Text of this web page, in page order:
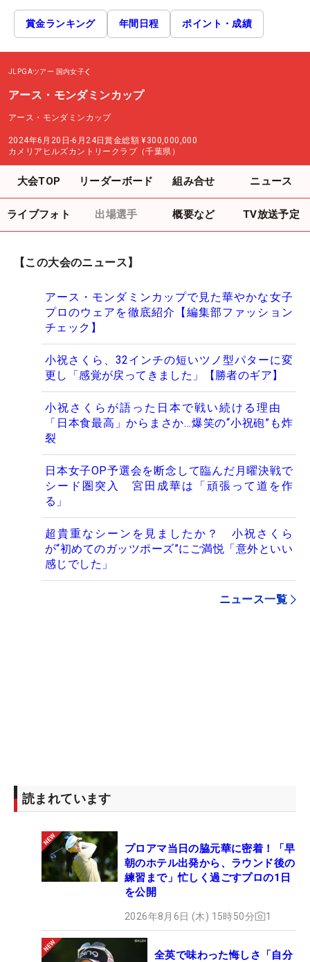
賞金ランキング 年間日程 ポイント・成績
JLPGAツアー 国内女子
アース・モンダミンカップ
アース・モンダミンカップ
2024年6月20日-6月24日賞金総額 ¥300,000,000
カメリアヒルズカントリークラブ（千葉県）
大会TOP リーダーボード 組み合せ ニュース
ライブフォト 出場選手 概要など TV放送予定
【この大会のニュース】
アース・モンダミンカップで見た華やかな女子
プロのウェアを徹底紹介【編集部ファッション
チェック】
小祝さくら、32インチの短いツノ型パターに変
更し「感覚が戻ってきました」【勝者のギア】
小祝さくらが語った日本で戦い続ける理由
「日本食最高」からまさか…爆笑の“小祝砲”も炸
裂
日本女子OP予選会を断念して臨んだ月曜決戦で
シード圏突入 宮田成華は「頑張って道を作
る」
超貴重なシーンを見ましたか？ 小祝さくら
が“初めてのガッツポーズ”にご満悦「意外といい
感じでした」
ニュース一覧
読まれています
プロアマ当日の脇元華に密着！「早
朝のホテル出発から、ラウンド後の
練習まで」忙しく過ごすプロの1日
を公開
2026年8月6日 (木) 15時50分 1
全英で味わった悔しさ「自分